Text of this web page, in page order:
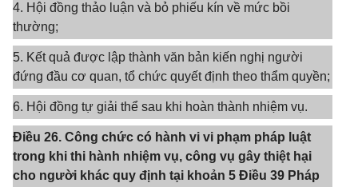
4. Hội đồng thảo luận và bỏ phiếu kín về mức bồi
thường;
5. Kết quả được lập thành văn bản kiến nghị người
đứng đầu cơ quan, tổ chức quyết định theo thẩm quyền;
6. Hội đồng tự giải thể sau khi hoàn thành nhiệm vụ.
Điều 26. Công chức có hành vi vi phạm pháp luật
trong khi thi hành nhiệm vụ, công vụ gây thiệt hại
cho người khác quy định tại khoản 5 Điều 39 Pháp